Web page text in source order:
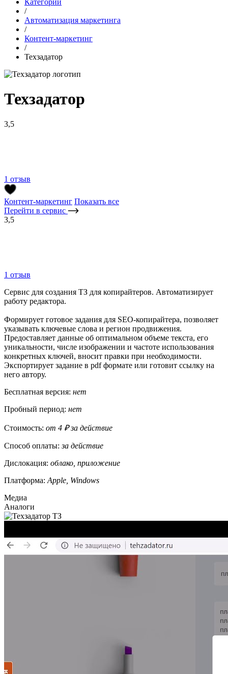
/
Автоматизация маркетинга
/
Контент-маркетинг
/
Техзадатор
Техзадатор
3,5
1 отзыв
Контент-маркетинг Показать все
Перейти в сервис
3,5
1 отзыв
Сервис для создания ТЗ для копирайтеров. Автоматизирует
работу редактора.
Формирует готовое задания для SEO-копирайтера, позволяет
указывать ключевые слова и регион продвижения.
Предоставляет данные об оптимальном объеме текста, его
уникальности, числе изображении и частоте использования
конкретных ключей, вносит правки при необходимости.
Экспортирует задание в pdf формате или готовит ссылку на
него автору.
Бесплатная версия: нет
Пробный период: нет
Стоимость: от 4 ₽ за действие
Способ оплаты:за действие
Дислокация: облако, приложение
Платформа: Apple, Windows
Медиа
Аналоги